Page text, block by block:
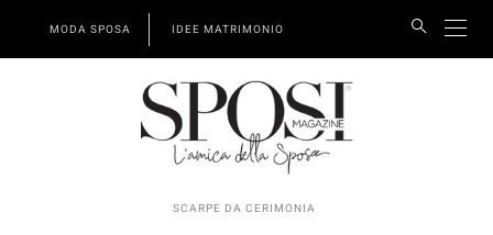
MODA SPOSA IDEE MATRIMONIO
SCARPE DA CERIMONIA